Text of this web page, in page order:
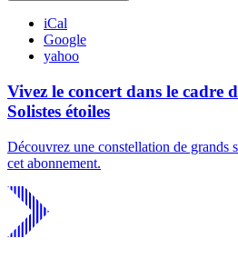
iCal
Google
yahoo
Vivez le concert dans le cadre
Solistes étoiles
Découvrez une constellation de grands
cet abonnement.